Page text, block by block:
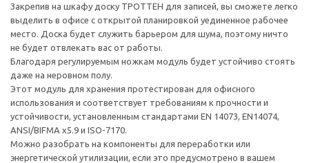
Закрепив на шкафу доску ТРОТТЕН для записей, вы сможете легко
выделить в офисе с открытой планировкой уединенное рабочее
место. Доска будет служить барьером для шума, поэтому ничто
не будет отвлекать вас от работы.
Благодаря регулируемым ножкам модуль будет устойчиво стоять
даже на неровном полу.
Этот модуль для хранения протестирован для офисного
использования и соответствует требованиям к прочности и
устойчивости, установленным стандартами EN 14073, EN14074,
ANSI/BIFMA x5.9 и ISO-7170.
Можно разобрать на компоненты для переработки или
энергетической утилизации, если это предусмотрено в вашем